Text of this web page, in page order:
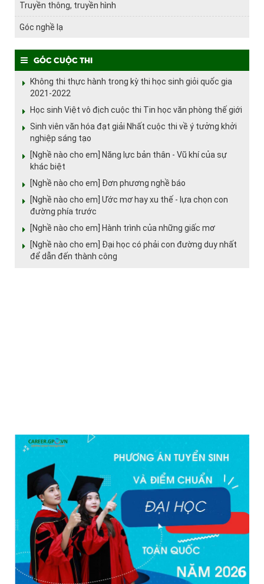
Truyền thông, truyền hình
Góc nghề lạ
Góc cuộc thi
Không thi thực hành trong kỳ thi học sinh giỏi quốc gia
2021-2022
Học sinh Việt vô địch cuộc thi Tin học văn phòng thế giới
Sinh viên văn hóa đạt giải Nhất cuộc thi về ý tưởng khởi
nghiệp sáng tạo
[Nghề nào cho em] Năng lực bản thân - Vũ khí của sự
khác biệt
[Nghề nào cho em] Đơn phương nghề báo
[Nghề nào cho em] Ước mơ hay xu thế - lựa chọn con
đường phía trước
[Nghề nào cho em] Hành trình của những giấc mơ
[Nghề nào cho em] Đại học có phải con đường duy nhất
để dẫn đến thành công